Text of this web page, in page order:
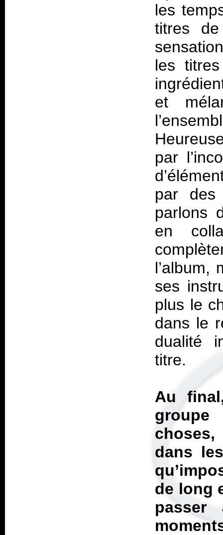
les
titres
les
et
par
par des
parlons
en
l’album,
ses
plus le
dans le
dualité
titre.
Au
dans
de long
passer